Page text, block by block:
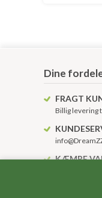
Dine
FRAGT
Billig levering
KÆMPE